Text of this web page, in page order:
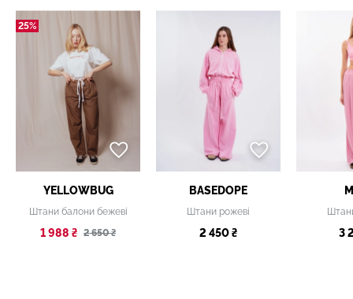
25%
YELLOWBUG
Штани балони бежеві
1 988 ₴ 2 650 ₴
BASEDOPE
Штани рожеві
2 450 ₴ 3